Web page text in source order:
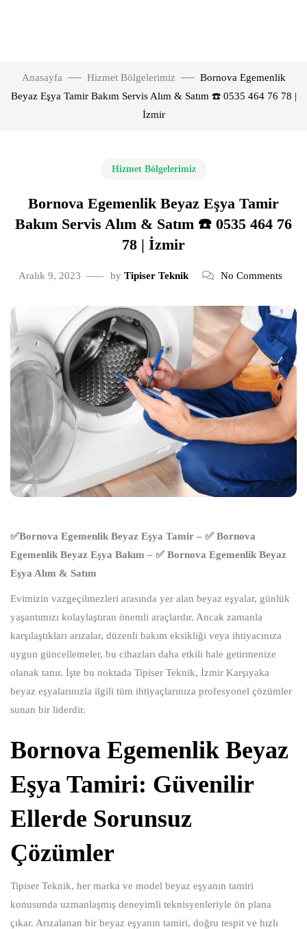
Anasayfa Hizmet Bölgelerimiz
Bornova Egemenlik
Beyaz Eşya Tamir Bakım Servis Alım & Satım ☎️ 0535 464 76 78 |
İzmir
Hizmet Bölgelerimiz
Bornova Egemenlik Beyaz Eşya Tamir
Bakım Servis Alım & Satım ☎️ 0535 464 76
78 | İzmir
Aralık 9, 2023 by Tipiser Teknik No Comments
✅Bornova Egemenlik Beyaz Eşya Tamir – ✅ Bornova
Egemenlik Beyaz Eşya Bakım – ✅ Bornova Egemenlik Beyaz
Eşya Alım & Satım
Evimizin vazgeçilmezleri arasında yer alan beyaz eşyalar, günlük
yaşantımızı kolaylaştıran önemli araçlardır. Ancak zamanla
karşılaştıkları arızalar, düzenli bakım eksikliği veya ihtiyacınıza
uygun güncellemeler, bu cihazları daha etkili hale getirmenize
olanak tanır. İşte bu noktada Tipiser Teknik, İzmir Karşıyaka
beyaz eşyalarınızla ilgili tüm ihtiyaçlarınıza profesyonel çözümler
sunan bir liderdir.
Bornova Egemenlik Beyaz
Eşya Tamiri: Güvenilir
Ellerde Sorunsuz
Çözümler
Tipiser Teknik, her marka ve model beyaz eşyanın tamiri
konusunda uzmanlaşmış deneyimli teknisyenleriyle ön plana
çıkar. Arızalanan bir beyaz eşyanın tamiri, doğru tespit ve hızlı